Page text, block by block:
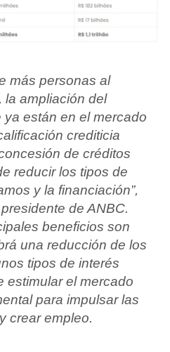
más personas al
la ampliación del
están en el mercado
crediticia
de créditos
reducir los tipos de
y la financiación”,
de ANBC.
beneficios son
una reducción de los
tipos de interés
estimular el mercado
para impulsar las
crear empleo.